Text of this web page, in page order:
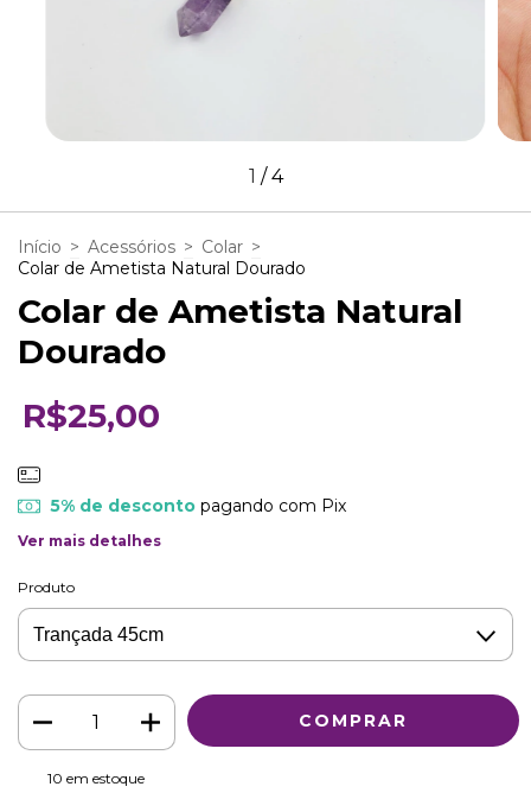
1 /4
Início > Acessórios > Colar >
Colar de Ametista Natural Dourado
Colar de Ametista Natural
Dourado
R$25,00
5% de descontopagando com Pix
Ver mais detalhes
Produto
10 em estoque